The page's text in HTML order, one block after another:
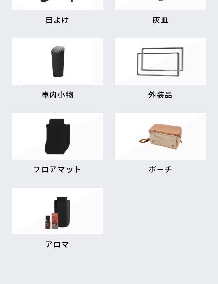
日よけ 灰皿
車内小物 外装品
フロアマット ポーチ
アロマ